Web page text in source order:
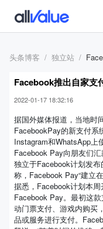
头条博客 独立站
Facebook推出自家支
2022-01-17 18:32:16
据国外媒体报道，当地时
FacebookPay的新支付系
Instagram和WhatsApp上
Facebook Pay向朋友们
独立于Facebook计划发
称，Facebook Pay“建立
据悉，Facebook计划本
Facebook Pay。最初这
动门票支付、游戏内购买
品或服务进行支付。